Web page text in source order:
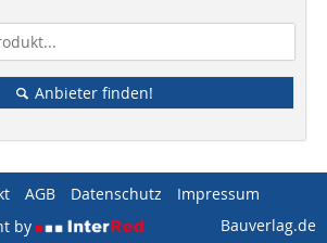
Anbieter finden!
AGB Datenschutz
Impressum
by
Bauverlag.de